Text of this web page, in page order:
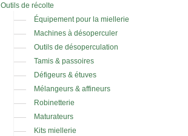
Outils de récolte
Équipement pour la miellerie
Machines à désoperculer
Outils de désoperculation
Tamis & passoires
Défigeurs & étuves
Mélangeurs & affineurs
Robinetterie
Maturateurs
Kits miellerie